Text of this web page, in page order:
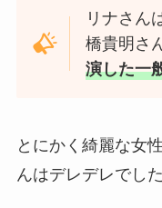
リナさん
橋貴明さ
演した一
とにかく綺麗な女
んはデレデレでした